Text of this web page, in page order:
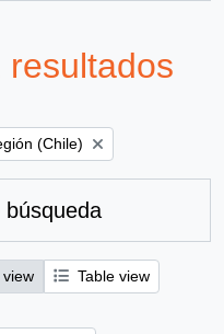
resultados
(Chile)
búsqueda
Table view